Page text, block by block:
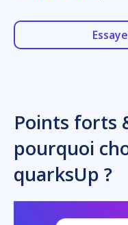
Points forts
pourquoi
quarksUp ?